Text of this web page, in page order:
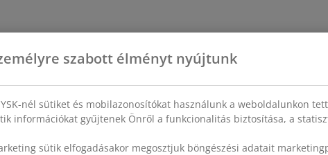
szabott élményt nyújtunk
nél sütiket és mobilazonosítókat használunk a weboldalunkon
információkat gyűjtenek Önről a funkcionalitás biztosítása, a
sütik elfogadásakor megosztjuk böngészési adatait